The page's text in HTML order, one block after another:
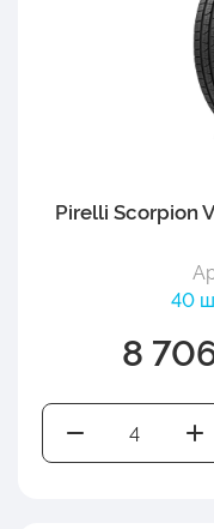
Pirelli Scorpion
40
8